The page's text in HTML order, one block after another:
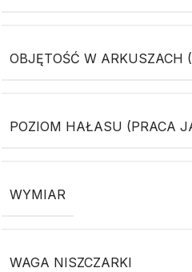
OBJĘTOŚĆ W ARKUSZACH
POZIOM HAŁASU (PRACA
WYMIAR
WAGA NISZCZARKI